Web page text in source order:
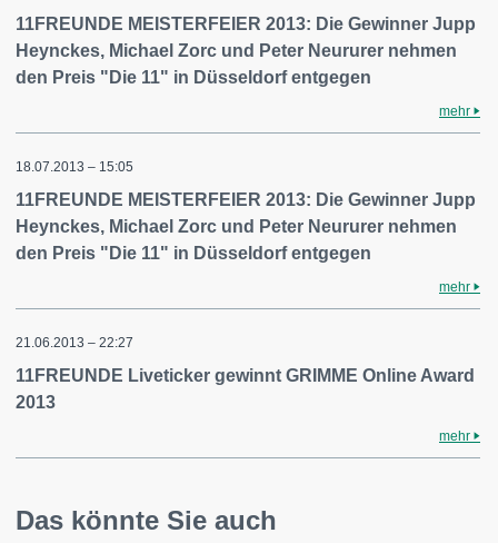
11FREUNDE MEISTERFEIER 2013: Die Gewinner Jupp
Heynckes, Michael Zorc und Peter Neururer nehmen
den Preis "Die 11" in Düsseldorf entgegen
mehr
18.07.2013 – 15:05
11FREUNDE MEISTERFEIER 2013: Die Gewinner Jupp
Heynckes, Michael Zorc und Peter Neururer nehmen
den Preis "Die 11" in Düsseldorf entgegen
mehr
21.06.2013 – 22:27
11FREUNDE Liveticker gewinnt GRIMME Online Award
2013
mehr
Das könnte Sie auch